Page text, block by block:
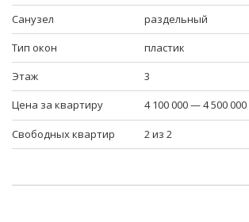
Санузел
раздельный
Тип окон
пластик
Этаж
3
Цена за квартиру
4 100 000 — 4 500 000
Свободных квартир 2 из 2